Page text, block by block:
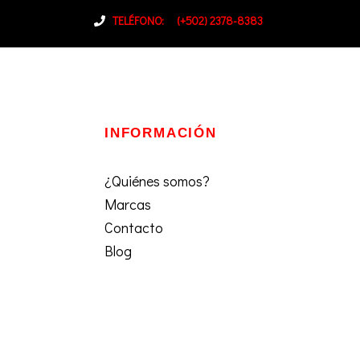
TELÉFONO: (+502) 2378-8383
INFORMACIÓN
¿Quiénes somos?
Marcas
Contacto
Blog